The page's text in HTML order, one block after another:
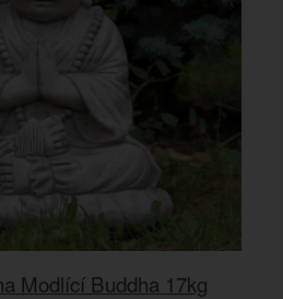
Modlící Buddha 17kg